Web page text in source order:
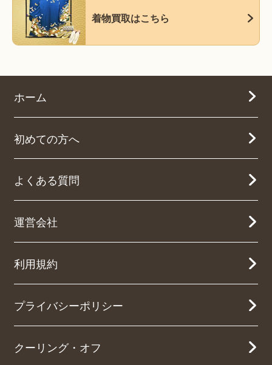
着物買取はこちら
ホーム
初めての方へ
よくある質問
運営会社
利用規約
プライバシーポリシー
クーリング・オフ